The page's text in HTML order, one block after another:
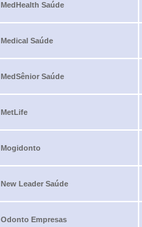
MedHealth Saúde
Medical Saúde
MedSênior Saúde
MetLife
Mogidonto
New Leader Saúde
Odonto Empresas